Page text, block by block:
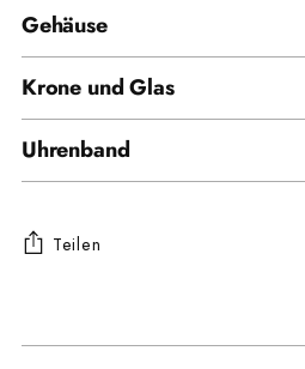
Gehäuse
Krone und Glas
Uhrenband
Teilen